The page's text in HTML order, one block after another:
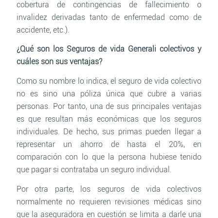
cobertura de contingencias de fallecimiento o
invalidez derivadas tanto de enfermedad como de
accidente, etc.).
¿Qué son los Seguros de vida Generali colectivos y
cuáles son sus ventajas?
Como su nombre lo indica, el seguro de vida colectivo
no es sino una póliza única que cubre a varias
personas. Por tanto, una de sus principales ventajas
es que resultan más económicas que los seguros
individuales. De hecho, sus primas pueden llegar a
representar un ahorro de hasta el 20%, en
comparación con lo que la persona hubiese tenido
que pagar si contrataba un seguro individual.
Por otra parte, los seguros de vida colectivos
normalmente no requieren revisiones médicas sino
que la aseguradora en cuestión se limita a darle una